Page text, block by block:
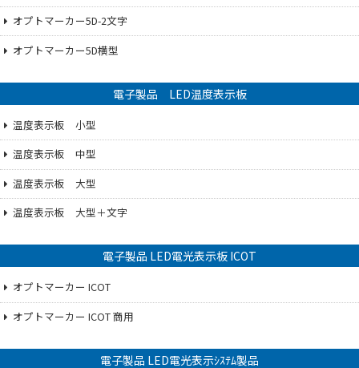
オプトマーカー5D-2文字
オプトマーカー5D横型
電子製品 LED温度表示板
温度表示板 小型
温度表示板 中型
温度表示板 大型
温度表示板 大型＋文字
電子製品 LED電光表示板 ICOT
オプトマーカー ICOT
オプトマーカー ICOT 商用
電子製品 LED電光表示ｼｽﾃﾑ製品